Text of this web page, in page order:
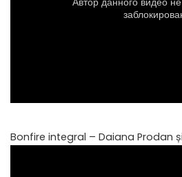
Bonfire integral – Daiana Prodan